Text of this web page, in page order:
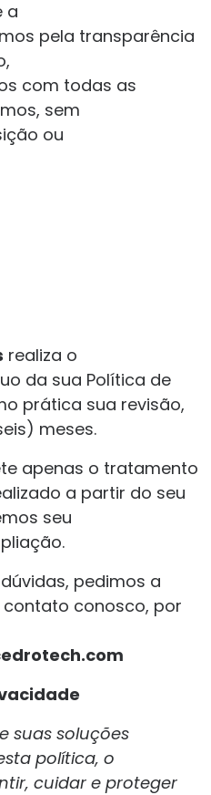
a
pela transparência
com todas as
sem
ou
realiza o
da sua Política de
prática sua revisão,
meses.
apenas o tratamento
a partir do seu
seu
pedimos a
conosco, por
suas soluções
política, o
cuidar e proteger